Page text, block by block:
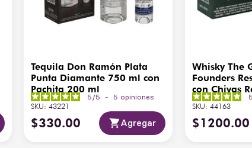
Tequila Don Ramón Plata
Punta Diamante 750 ml con
Pachita 200 ml
5 /5 - 5 opiniones
SKU:43221
$330.00 Agregar
Whisky The
Founders
con Chivas
200ml
5
SKU:44163
$1200.00